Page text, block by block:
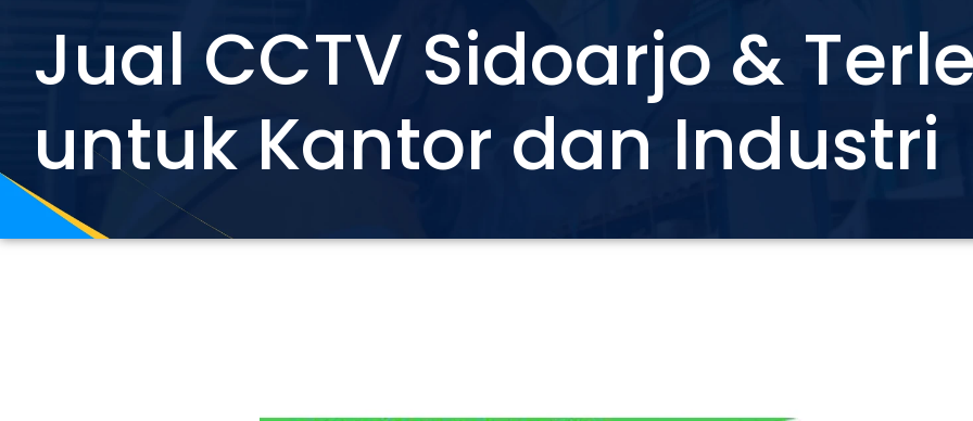
Jual CCTV Sidoarjo &
untuk Kantor dan Industri